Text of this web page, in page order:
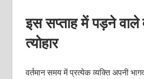
इस सप्ताह में पड़ने
त्योहार
वर्तमान समय में प्रत्येक व्यक्ति अपनी